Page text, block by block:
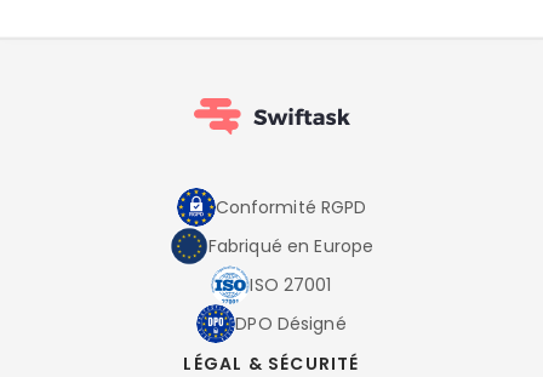
Conformité RGPD
Fabriqué en Europe
ISO 27001
DPO Désigné
LÉGAL & SÉCURITÉ